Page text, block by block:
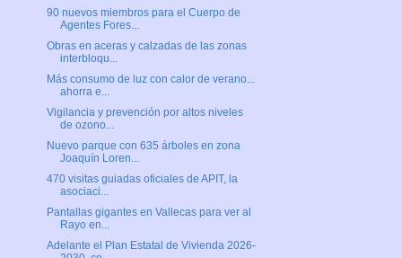
90 nuevos miembros para el Cuerpo de
Agentes Fores...
Obras en aceras y calzadas de las zonas
interbloqu...
Más consumo de luz con calor de verano...
ahorra e...
Vigilancia y prevención por altos niveles
de ozono...
Nuevo parque con 635 árboles en zona
Joaquín Loren...
470 visitas guiadas oficiales de APIT, la
asociaci...
Pantallas gigantes en Vallecas para ver al
Rayo en...
Adelante el Plan Estatal de Vivienda 2026-